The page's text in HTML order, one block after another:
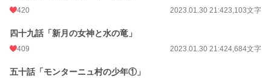
420 2023.01.30 21:423,103文字
四十九話「新月の女神と水の竜」
409 2023.01.30 21:424,684文字
五十話「モンターニュ村の少年①」